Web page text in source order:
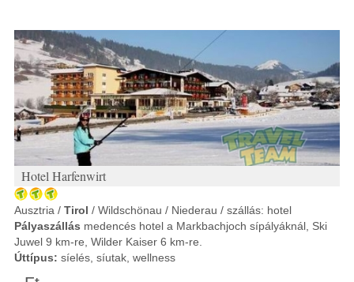
Hotel Harfenwirt
Ausztria / Tirol / Wildschönau / Niederau / szállás: hotel
Pályaszállás medencés hotel a Markbachjoch sípályáknál, Ski
Juwel 9 km-re, Wilder Kaiser 6 km-re.
Úttípus: síelés, síutak, wellness